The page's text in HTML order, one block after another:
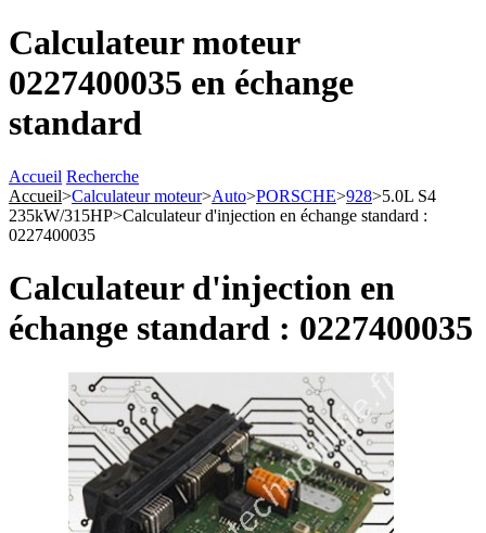
Calculateur moteur
0227400035 en échange
standard
Accueil Recherche
Accueil>Calculateur moteur>Auto>PORSCHE>928>5.0L S4
235kW/315HP>Calculateur d'injection en échange standard :
0227400035
Calculateur d'injection en
échange standard : 0227400035